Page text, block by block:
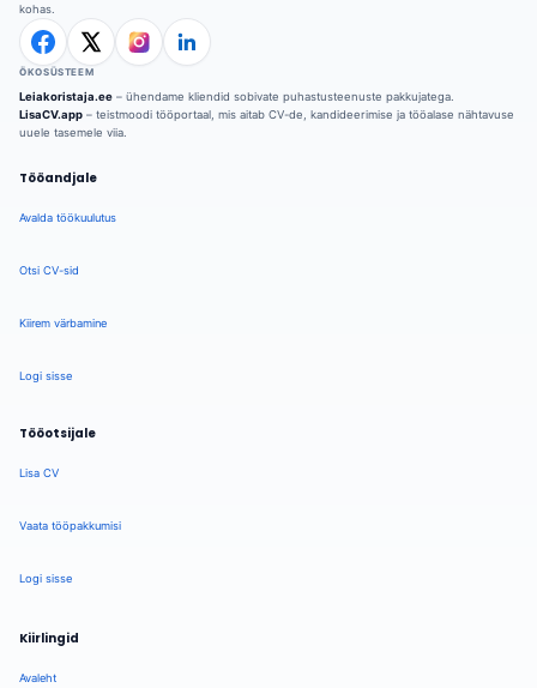
kohas.
ÖKOSÜSTEEM
Leiakoristaja.ee – ühendame kliendid sobivate puhastusteenuste pakkujatega.
LisaCV.app – teistmoodi tööportaal, mis aitab CV-de, kandideerimise ja tööalase nähtavuse
uuele tasemele viia.
Tööandjale
Avalda töökuulutus
Otsi CV-sid
Kiirem värbamine
Logi sisse
Tööotsijale
Lisa CV
Vaata tööpakkumisi
Logi sisse
Kiirlingid
Avaleht